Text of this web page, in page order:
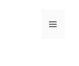
Menu